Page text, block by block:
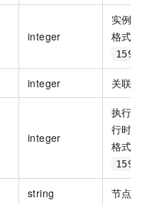
integer
实例
格式
integer 关联
integer
执行
行时
格式
string 节点